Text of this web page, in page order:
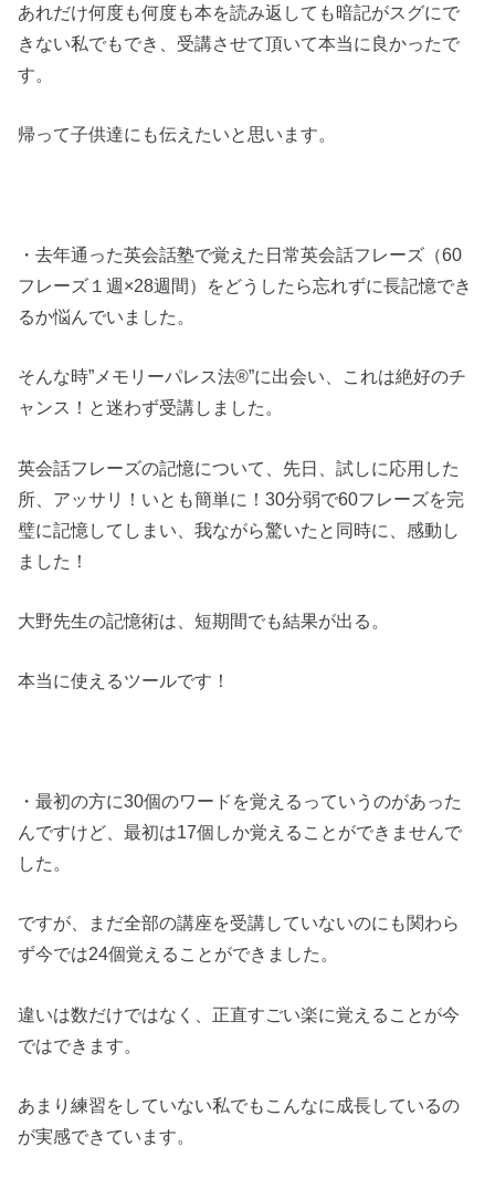
あれだけ何度も何度も本を読み返しても暗記がスグにで
きない私でもでき、受講させて頂いて本当に良かったで
す。
帰って子供達にも伝えたいと思います。
・去年通った英会話塾で覚えた日常英会話フレーズ（60
フレーズ１週×28週間）をどうしたら忘れずに長記憶でき
るか悩んでいました。
そんな時”メモリーパレス法®︎”に出会い、これは絶好のチ
ャンス！と迷わず受講しました。
英会話フレーズの記憶について、先日、試しに応用した
所、アッサリ！いとも簡単に！30分弱で60フレーズを完
璧に記憶してしまい、我ながら驚いたと同時に、感動し
ました！
大野先生の記憶術は、短期間でも結果が出る。
本当に使えるツールです！
・最初の方に30個のワードを覚えるっていうのがあった
んですけど、最初は17個しか覚えることができませんで
した。
ですが、まだ全部の講座を受講していないのにも関わら
ず今では24個覚えることができました。
違いは数だけではなく、正直すごい楽に覚えることが今
ではできます。
あまり練習をしていない私でもこんなに成長しているの
が実感できています。